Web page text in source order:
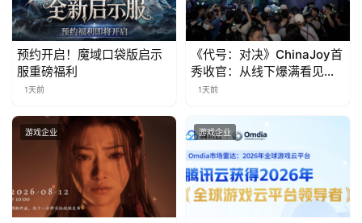
预约开启！魔域口袋版启示
服重磅福利
1天前
《代号：对决》ChinaJoy首
秀收官：从线下爆满看见玩
家的真实期待
1天前
游戏企业 游戏企业